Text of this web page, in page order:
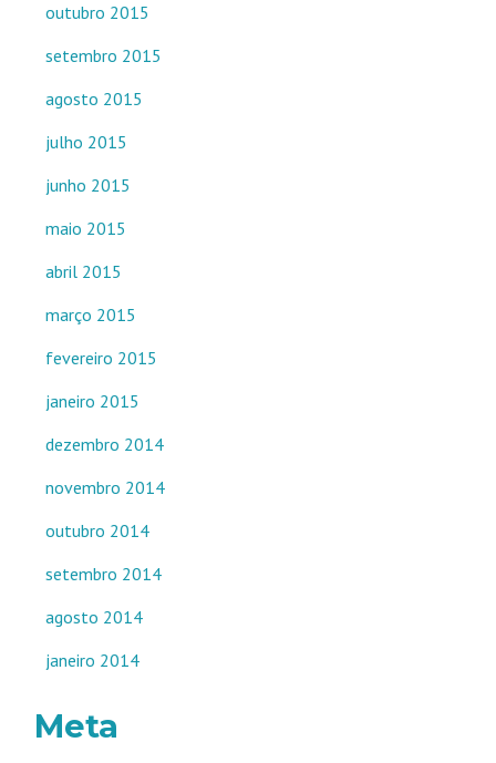
outubro 2015
setembro 2015
agosto 2015
julho 2015
junho 2015
maio 2015
abril 2015
março 2015
fevereiro 2015
janeiro 2015
dezembro 2014
novembro 2014
outubro 2014
setembro 2014
agosto 2014
janeiro 2014
Meta